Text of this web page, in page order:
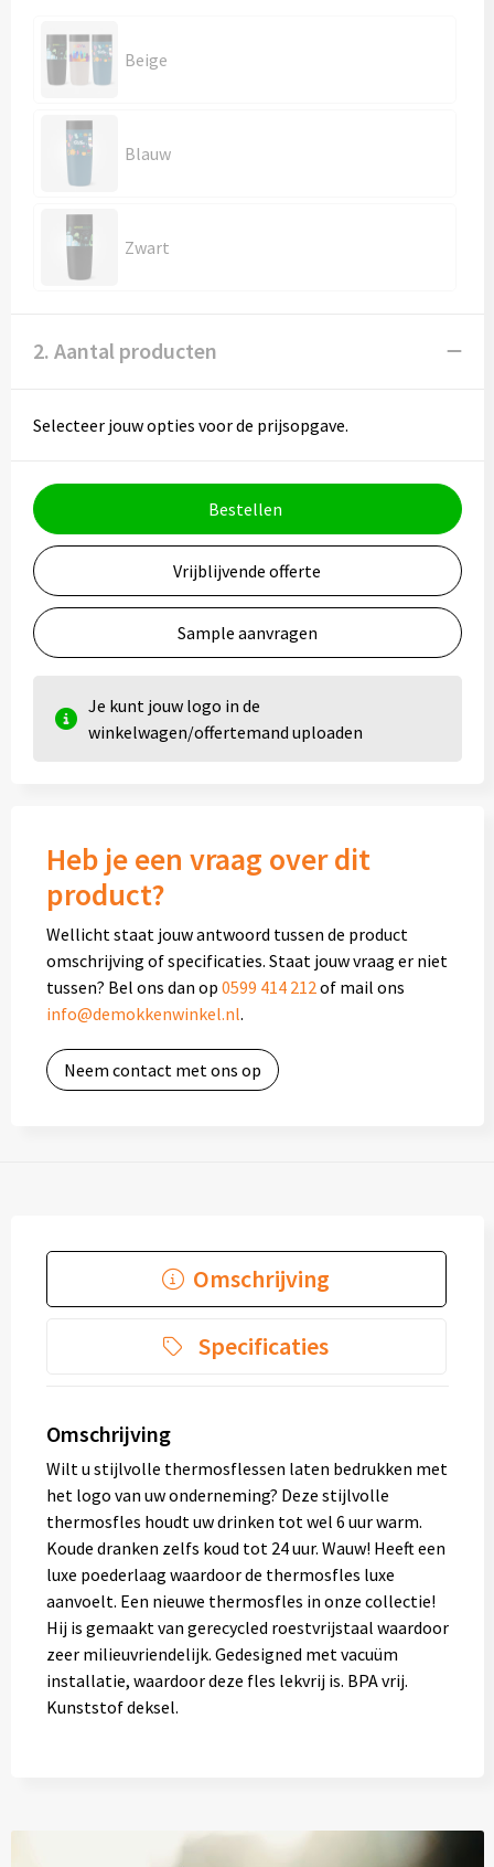
Relatiegeschenken
Snel mokken
Warme en Koude dranken
Beige
Blauw
Zwart
2. Aantal producten
Selecteer jouw opties voor de prijsopgave.
Bestellen
Vrijblijvende offerte
Sample aanvragen
Je kunt jouw logo in de
winkelwagen/offertemand uploaden
Heb je een vraag over dit
product?
Wellicht staat jouw antwoord tussen de product
omschrijving of specificaties. Staat jouw vraag er niet
tussen? Bel ons dan op 0599 414 212of mail ons
info@demokkenwinkel.nl.
Neem contact met ons op
Omschrijving
Specificaties
Omschrijving
Wilt u stijlvolle thermosflessen laten bedrukken met
het logo van uw onderneming? Deze stijlvolle
thermosfles houdt uw drinken tot wel 6 uur warm.
Koude dranken zelfs koud tot 24 uur. Wauw! Heeft een
luxe poederlaag waardoor de thermosfles luxe
aanvoelt. Een nieuwe thermosfles in onze collectie!
Hij is gemaakt van gerecycled roestvrijstaal waardoor
zeer milieuvriendelijk. Gedesigned met vacuüm
installatie, waardoor deze fles lekvrij is. BPA vrij.
Kunststof deksel.